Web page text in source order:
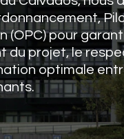
(OPC) pour
du projet, le
optimale